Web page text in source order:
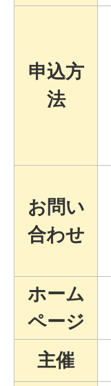
申込方
法
お問い
合わせ
ホーム
ページ
主催